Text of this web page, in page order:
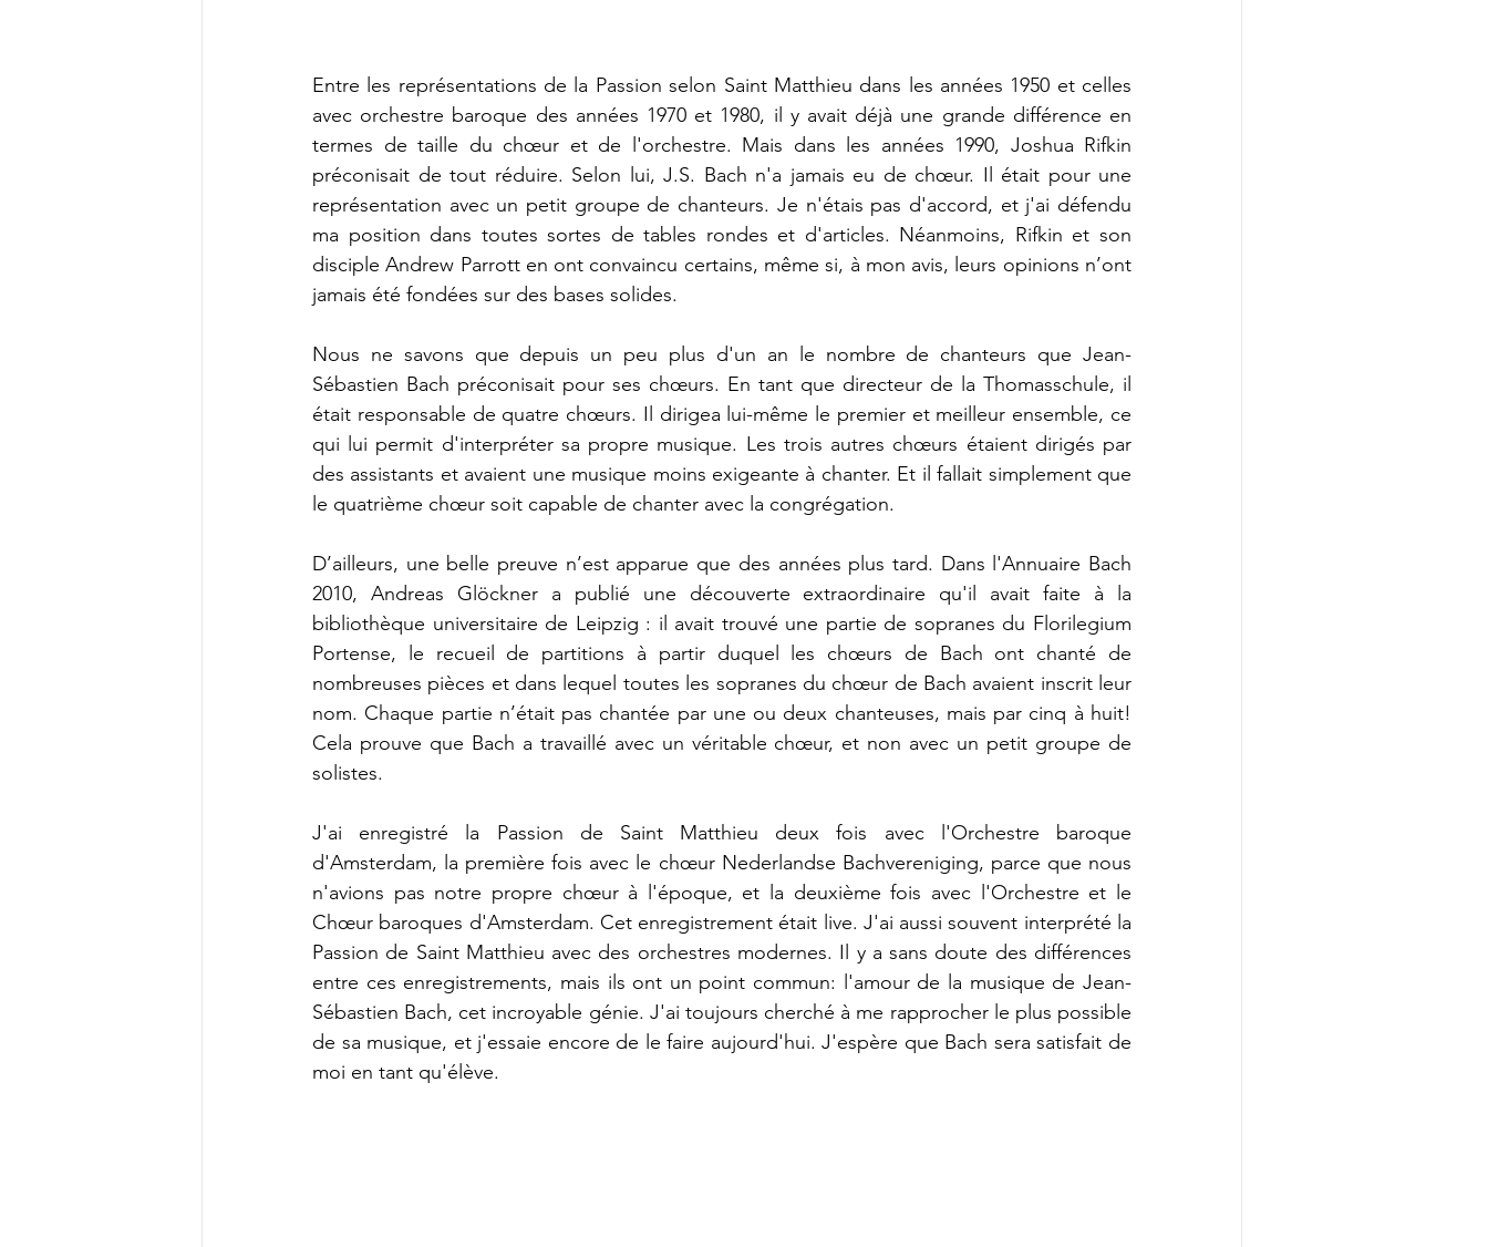
Entre les représentations de la Passion selon Saint Matthieu dans les années 1950 et celles
avec orchestre baroque des années 1970 et 1980, il y avait déjà une grande différence en
termes de taille du chœur et de l'orchestre. Mais dans les années 1990, Joshua Rifkin
préconisait de tout réduire. Selon lui, J.S. Bach n'a jamais eu de chœur. Il était pour une
représentation avec un petit groupe de chanteurs. Je n'étais pas d'accord, et j'ai défendu
ma position dans toutes sortes de tables rondes et d'articles. Néanmoins, Rifkin et son
disciple Andrew Parrott en ont convaincu certains, même si, à mon avis, leurs opinions n’ont
jamais été fondées sur des bases solides.
Nous ne savons que depuis un peu plus d'un an le nombre de chanteurs que Jean-
Sébastien Bach préconisait pour ses chœurs. En tant que directeur de la Thomasschule, il
était responsable de quatre chœurs. Il dirigea lui-même le premier et meilleur ensemble, ce
qui lui permit d'interpréter sa propre musique. Les trois autres chœurs étaient dirigés par
des assistants et avaient une musique moins exigeante à chanter. Et il fallait simplement que
le quatrième chœur soit capable de chanter avec la congrégation.
D’ailleurs, une belle preuve n’est apparue que des années plus tard. Dans l'Annuaire Bach
2010, Andreas Glöckner a publié une découverte extraordinaire qu'il avait faite à la
bibliothèque universitaire de Leipzig : il avait trouvé une partie de sopranes du Florilegium
Portense, le recueil de partitions à partir duquel les chœurs de Bach ont chanté de
nombreuses pièces et dans lequel toutes les sopranes du chœur de Bach avaient inscrit leur
nom. Chaque partie n’était pas chantée par une ou deux chanteuses, mais par cinq à huit!
Cela prouve que Bach a travaillé avec un véritable chœur, et non avec un petit groupe de
solistes.
J'ai enregistré la Passion de Saint Matthieu deux fois avec l'Orchestre baroque
d'Amsterdam, la première fois avec le chœur Nederlandse Bachvereniging, parce que nous
n'avions pas notre propre chœur à l'époque, et la deuxième fois avec l'Orchestre et le
Chœur baroques d'Amsterdam. Cet enregistrement était live. J'ai aussi souvent interprété la
Passion de Saint Matthieu avec des orchestres modernes. Il y a sans doute des différences
entre ces enregistrements, mais ils ont un point commun: l'amour de la musique de Jean-
Sébastien Bach, cet incroyable génie. J'ai toujours cherché à me rapprocher le plus possible
de sa musique, et j'essaie encore de le faire aujourd'hui. J'espère que Bach sera satisfait de
moi en tant qu'élève.